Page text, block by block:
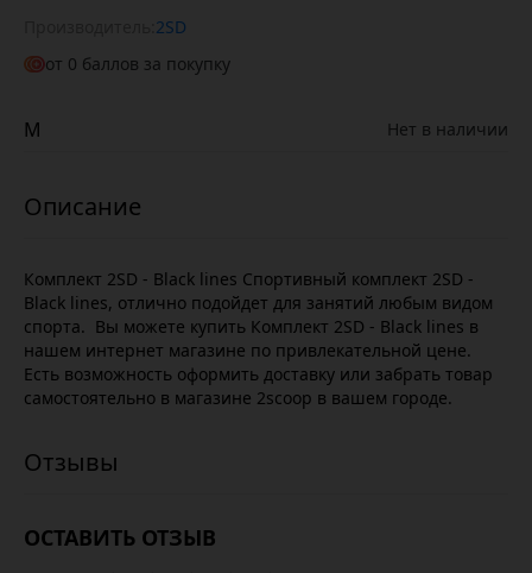
2SD
от 0 баллов за покупку
M Нет в наличии
Комплект 2SD - Black lines Спортивный комплект 2SD -
Black lines, отлично подойдет для занятий любым видом
спорта. Вы можете купить Комплект 2SD - Black lines в
нашем интернет магазине по привлекательной цене.
Есть возможность оформить доставку или забрать товар
самостоятельно в магазине 2scoop в вашем городе.
ОСТАВИТЬ ОТЗЫВ